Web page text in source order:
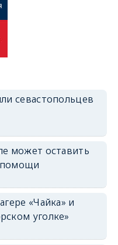
севастопольцев
может оставить
«Чайка» и
уголке»